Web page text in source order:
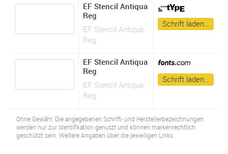
EF Stencil Antiqua
Reg
EF Stencil Antiqua
Reg
Schrift laden…
EF Stencil Antiqua
Reg
EF Stencil Antiqua
Reg
Schrift laden…
Ohne Gewähr. Die angegebenen Schrift- und Herstellerbezeichnungen
werden nur zur Identifikation genutzt und können markenrechtlich
geschützt sein. Weitere Angaben über die jeweiligen Links.